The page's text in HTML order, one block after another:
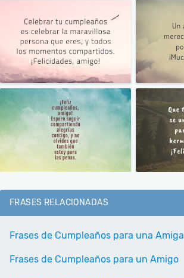
FRASES RELACIONADAS
Frases de Cumpleaños para una Amiga
Frases de Cumpleaños para un Amigo